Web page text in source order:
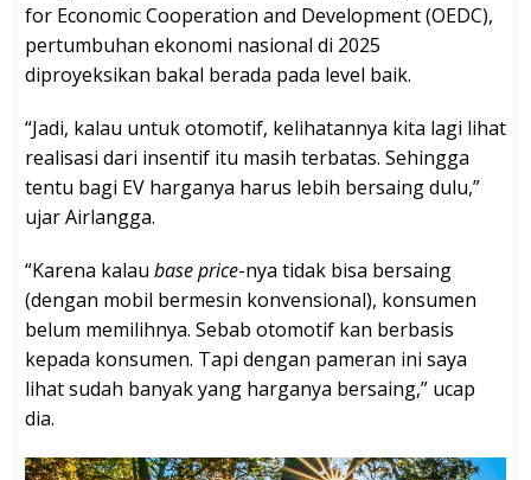
for Economic Cooperation and Development (OEDC),
pertumbuhan ekonomi nasional di 2025
diproyeksikan bakal berada pada level baik.
“Jadi, kalau untuk otomotif, kelihatannya kita lagi lihat
realisasi dari insentif itu masih terbatas. Sehingga
tentu bagi EV harganya harus lebih bersaing dulu,”
ujar Airlangga.
“Karena kalau base price-nya tidak bisa bersaing
(dengan mobil bermesin konvensional), konsumen
belum memilihnya. Sebab otomotif kan berbasis
kepada konsumen. Tapi dengan pameran ini saya
lihat sudah banyak yang harganya bersaing,” ucap
dia.